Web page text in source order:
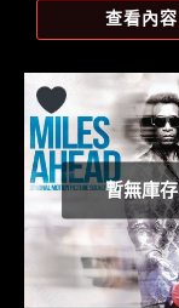
格：
價
格：
查看內容
暫無庫存